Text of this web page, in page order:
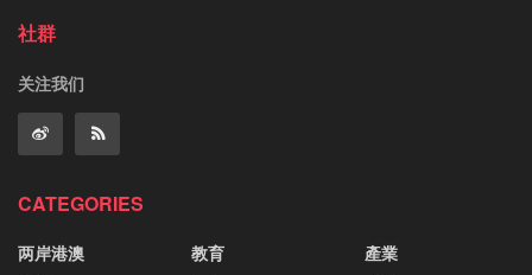
社群
关注我们
CATEGORIES
两岸港澳
教育
產業